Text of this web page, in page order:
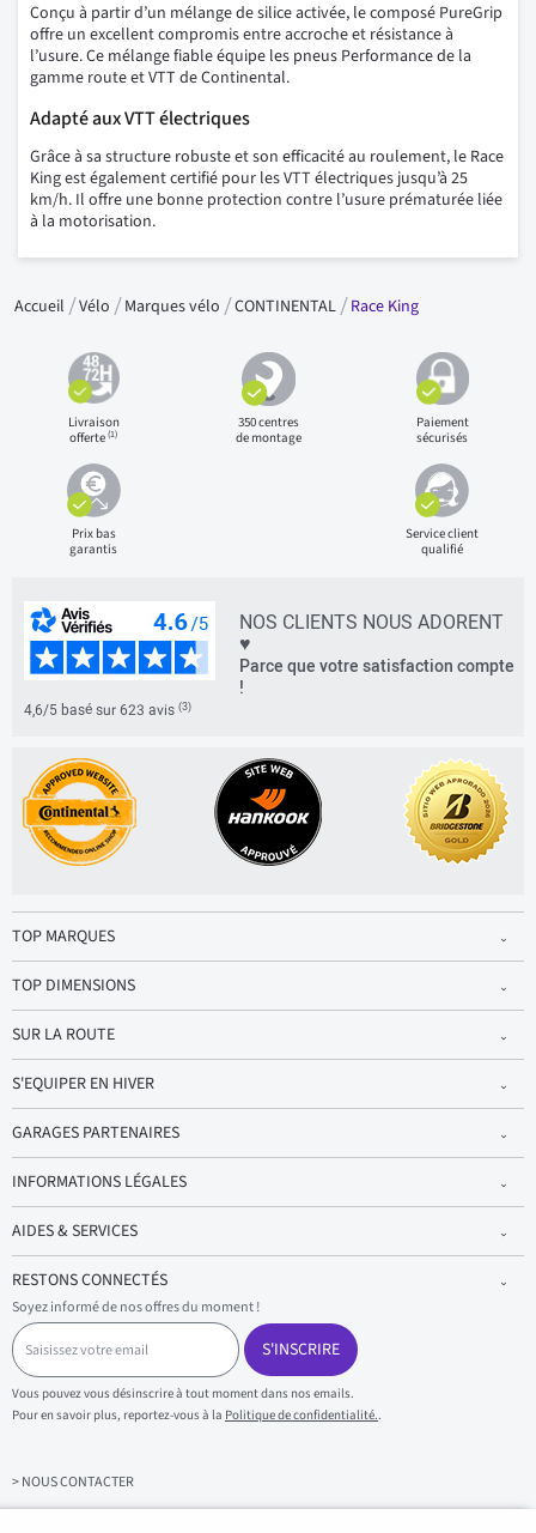
Conçu à partir d’un mélange de silice activée, le composé PureGrip
offre un excellent compromis entre accroche et résistance à
l’usure. Ce mélange fiable équipe les pneus Performance de la
gamme route et VTT de Continental.
Adapté aux VTT électriques
Grâce à sa structure robuste et son efficacité au roulement, le Race
King est également certifié pour les VTT électriques jusqu’à 25
km/h. Il offre une bonne protection contre l’usure prématurée liée
à la motorisation.
Accueil Vélo Marques vélo CONTINENTAL Race King
Livraison
offerte(1)
350 centres
de montage
Paiement
sécurisés
Prix bas
garantis
Service client
qualifié
NOS CLIENTS NOUS ADORENT
♥
Parce que votre satisfaction compte
!
4,6/5 basé sur 623 avis (3)
TOP MARQUES
TOP DIMENSIONS
SUR LA ROUTE
S'EQUIPER EN HIVER
GARAGES PARTENAIRES
INFORMATIONS LÉGALES
AIDES & SERVICES
RESTONS CONNECTÉS
Soyez informé de nos offres du moment !
S
a
i
s
i
s
z
v
S'INSCRIRE
Vous pouvez vous désinscrire à tout moment dans nos emails.
Pour en savoir plus, reportez-vous à la Politique de confidentialité..
> NOUS CONTACTER